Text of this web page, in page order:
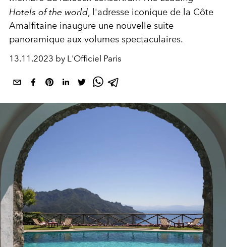
Hotels of the world, l'adresse iconique de la Côte
Amalfitaine inaugure une nouvelle suite
panoramique aux volumes spectaculaires.
13.11.2023 by L'Officiel Paris